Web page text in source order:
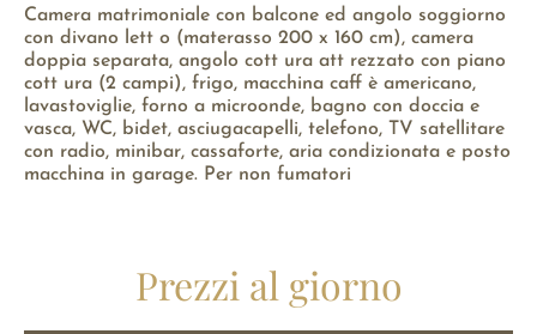
Camera matrimoniale con balcone ed angolo soggiorno
con divano lett o (materasso 200 x 160 cm), camera
doppia separata, angolo cott ura att rezzato con piano
cott ura (2 campi), frigo, macchina caff è americano,
lavastoviglie, forno a microonde, bagno con doccia e
vasca, WC, bidet, asciugacapelli, telefono, TV satellitare
con radio, minibar, cassaforte, aria condizionata e posto
macchina in garage. Per non fumatori
Prezzi al giorno